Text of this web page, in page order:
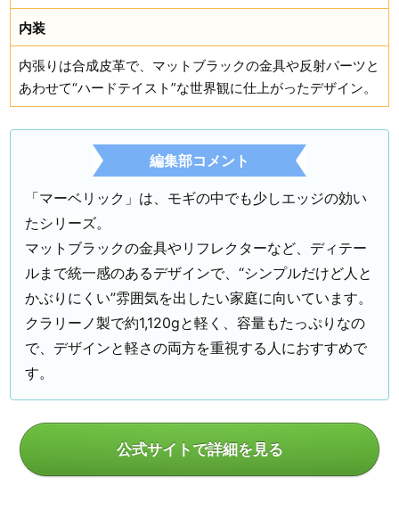
内装
内張りは合成皮革で、マットブラックの金具や反射パーツと
あわせて“ハードテイスト”な世界観に仕上がったデザイン。
編集部コメント
「マーベリック」は、モギの中でも少しエッジの効い
たシリーズ。
マットブラックの金具やリフレクターなど、ディテー
ルまで統一感のあるデザインで、“シンプルだけど人と
かぶりにくい”雰囲気を出したい家庭に向いています。
クラリーノ製で約1,120gと軽く、容量もたっぷりなの
で、デザインと軽さの両方を重視する人におすすめで
す。
公式サイトで詳細を見る